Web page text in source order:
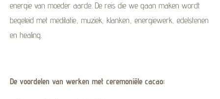
energie van moeder aarde. De reis die we gaan maken wordt
begeleid met meditatie, muziek, klanken, energiewerk, edelstenen
en healing.
De voordelen van werken met ceremoniële cacao: